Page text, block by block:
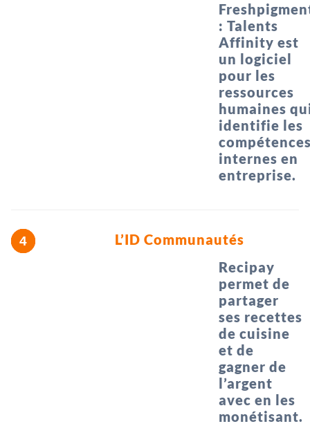
: Talents
Affinity est
un logiciel
pour les
ressources
humaines
identifie les
internes en
entreprise.
L’ID Communautés
Recipay
permet de
partager
ses recettes
de cuisine
et de
gagner de
l’argent
avec en les
monétisant.